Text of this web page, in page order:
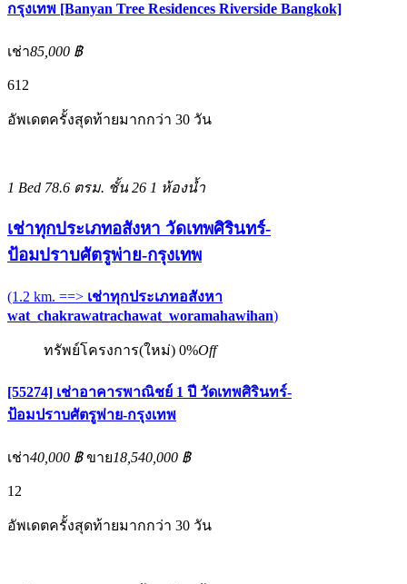
กรุงเทพ [Banyan Tree Residences Riverside Bangkok]
เช่า85,000 ฿
612
อัพเดตครั้งสุดท้ายมากกว่า 30 วัน
1 Bed 78.6 ตรม. ชั้น 26 1 ห้องน้ำ
เช่าทุกประเภทอสังหา วัดเทพศิรินทร์-
ป้อมปราบศัตรูพ่าย-กรุงเทพ
(1.2 km. ==> เช่าทุกประเภทอสังหา
wat_chakrawatrachawat_woramahawihan)
ทรัพย์โครงการ(ใหม่) 0%Off
[55274] เช่าอาคารพาณิชย์ 1 ปี วัดเทพศิรินทร์-
ป้อมปราบศัตรูพ่าย-กรุงเทพ
เช่า40,000 ฿ ขาย18,540,000 ฿
12
อัพเดตครั้งสุดท้ายมากกว่า 30 วัน